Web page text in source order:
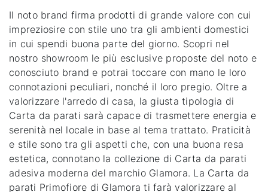
Il noto brand firma prodotti di grande valore con cui
impreziosire con stile uno tra gli ambienti domestici
in cui spendi buona parte del giorno. Scopri nel
nostro showroom le più esclusive proposte del noto e
conosciuto brand e potrai toccare con mano le loro
connotazioni peculiari, nonché il loro pregio. Oltre a
valorizzare l'arredo di casa, la giusta tipologia di
Carta da parati sarà capace di trasmettere energia e
serenità nel locale in base al tema trattato. Praticità
e stile sono tra gli aspetti che, con una buona resa
estetica, connotano la collezione di Carta da parati
adesiva moderna del marchio Glamora. La Carta da
parati Primofiore di Glamora ti farà valorizzare al